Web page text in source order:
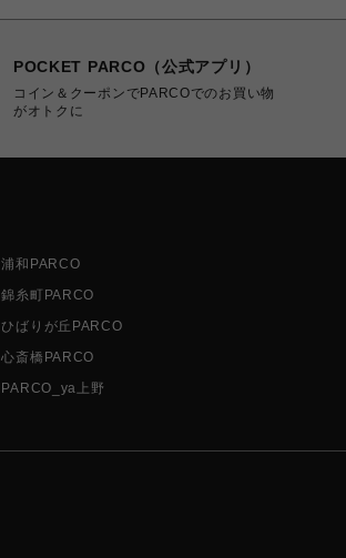
POCKET PARCO（公式アプリ）
コイン＆クーポンでPARCOでのお買い物
がオトクに
浦和PARCO
錦糸町PARCO
ひばりが丘PARCO
心斎橋PARCO
PARCO_ya上野